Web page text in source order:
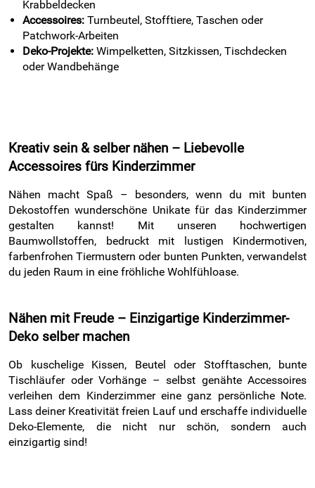
Krabbeldecken
Accessoires: Turnbeutel, Stofftiere, Taschen oder
Patchwork-Arbeiten
Deko-Projekte: Wimpelketten, Sitzkissen, Tischdecken
oder Wandbehänge
Kreativ sein & selber nähen – Liebevolle
Accessoires fürs Kinderzimmer
Nähen macht Spaß – besonders, wenn du mit bunten
Dekostoffen wunderschöne Unikate für das Kinderzimmer
gestalten kannst! Mit unseren hochwertigen
Baumwollstoffen, bedruckt mit lustigen Kindermotiven,
farbenfrohen Tiermustern oder bunten Punkten, verwandelst
du jeden Raum in eine fröhliche Wohlfühloase.
Nähen mit Freude – Einzigartige Kinderzimmer-
Deko selber machen
Ob kuschelige Kissen, Beutel oder Stofftaschen, bunte
Tischläufer oder Vorhänge – selbst genähte Accessoires
verleihen dem Kinderzimmer eine ganz persönliche Note.
Lass deiner Kreativität freien Lauf und erschaffe individuelle
Deko-Elemente, die nicht nur schön, sondern auch
einzigartig sind!